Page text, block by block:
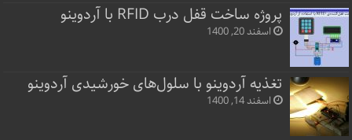
پروژه ساخت قفل‌ درب RFID با آردوینو
اسفند 20, 1400
تغذیه آردوینو با سلول‌های خورشیدی آردوینو
اسفند 14, 1400